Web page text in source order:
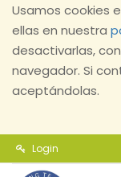
Usamos cookies
ellas en nuestra
desactivarlas,
navegador. Si
aceptándolas.
Login